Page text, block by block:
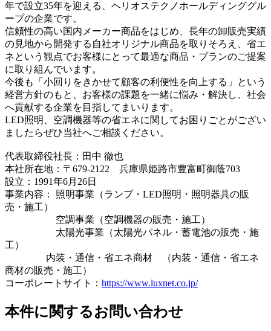
年で設立35年を迎える、ヘリオステクノホールディンググル
ープの企業です。
信頼性の高い国内メーカー商品をはじめ、長年の卸販売実績
の見地から開発する自社オリジナル商品を取りそろえ、省エ
ネという観点でお客様にとって最適な商品・プランのご提案
に取り組んでいます。
今後も「小回りをきかせて顧客の利便性を向上する」という
経営方針のもと、お客様の課題を一緒に悩み・解決し、社会
へ貢献する企業を目指してまいります。
LED照明、空調機器等の省エネに関してお困りごとがござい
ましたらぜひ当社へご相談ください。
代表取締役社長：田中 徹也
本社所在地：〒679-2122 兵庫県姫路市豊富町御蔭703
設立：1991年6月26日
事業内容： 照明事業（ランプ・LED照明・照明器具の販
売・施工）
空調事業（空調機器の販売・施工）
太陽光事業（太陽光パネル・蓄電池の販売・施
工）
内装・通信・省エネ商材 （内装・通信・省エネ
商材の販売・施工）
コーポレートサイト： https://www.luxnet.co.jp/
本件に関するお問い合わせ